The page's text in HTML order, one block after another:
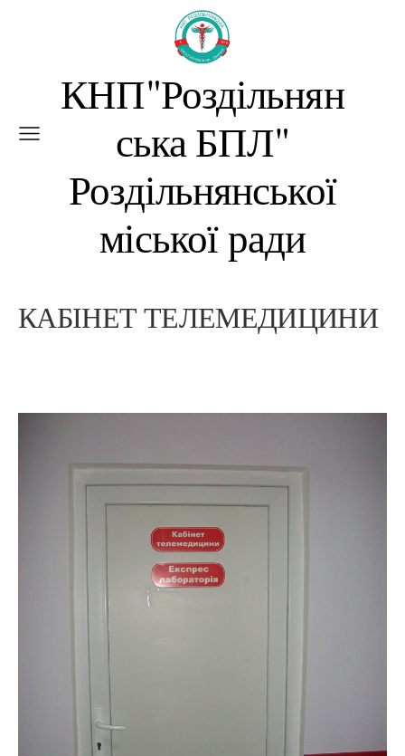
КНП"Роздільнян
ська БПЛ"
Роздільнянської
міської ради
КАБІНЕТ ТЕЛЕМЕДИЦИНИ